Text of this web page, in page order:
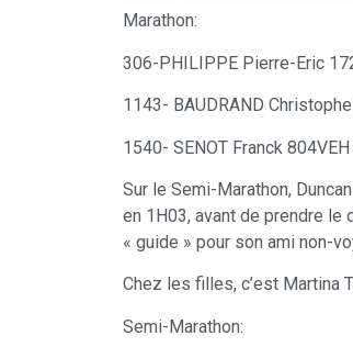
Marathon:
306-PHILIPPE Pierre-Eric
1143- BAUDRAND
1540- SENOT Franck
Sur le Semi-Marathon,
en 1H03, avant de prendre le
« guide » pour son ami non-
Chez les filles, c’est Martina
Semi-Marathon: